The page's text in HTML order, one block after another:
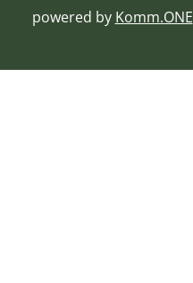
powered by Komm.ONE